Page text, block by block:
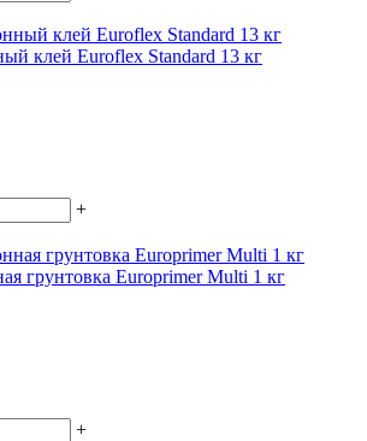
клей Euroflex Standard 13 кг
+
грунтовка Europrimer Multi 1 кг
+